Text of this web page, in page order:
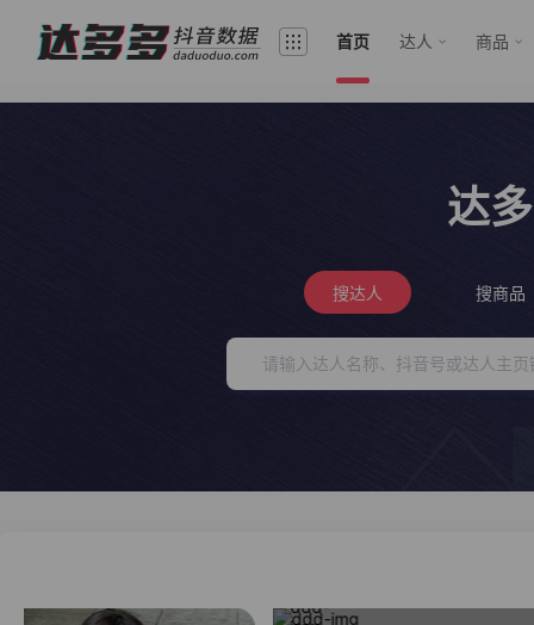
首页 达人 商品
达
搜达人 搜商品